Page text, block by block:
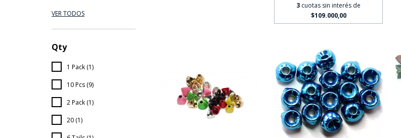
VER TODOS
Qty
1 Pack (1)
10 Pcs (9)
2 Pack (1)
20 (1)
3 cuotas sin interés de
$109.000,00